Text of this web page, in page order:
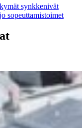
synkkenivät
sopeuttamistoimet